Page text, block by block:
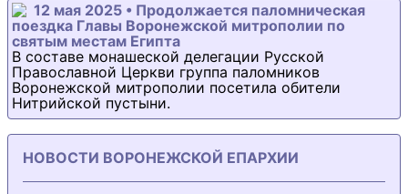
12 мая 2025 • Продолжается паломническая
поездка Главы Воронежской митрополии по
святым местам Египта
В составе монашеской делегации Русской
Православной Церкви группа паломников
Воронежской митрополии посетила обители
Нитрийской пустыни.
НОВОСТИ ВОРОНЕЖСКОЙ ЕПАРХИИ